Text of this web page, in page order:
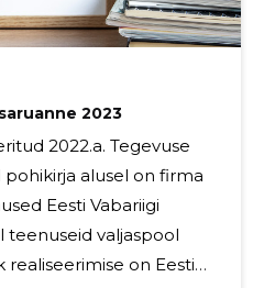
olulisemaid
kosmeetikud
Kasutame ainult
2023
2022.a. Tegevuse
pohikirja alusel on firma
Eesti Vabariigi
teenuseid valjaspool
realiseerimise on Eesti